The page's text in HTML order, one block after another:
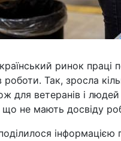
ринок
Так, зросла
для ветеранів і
що не мають досвіду
інформацією